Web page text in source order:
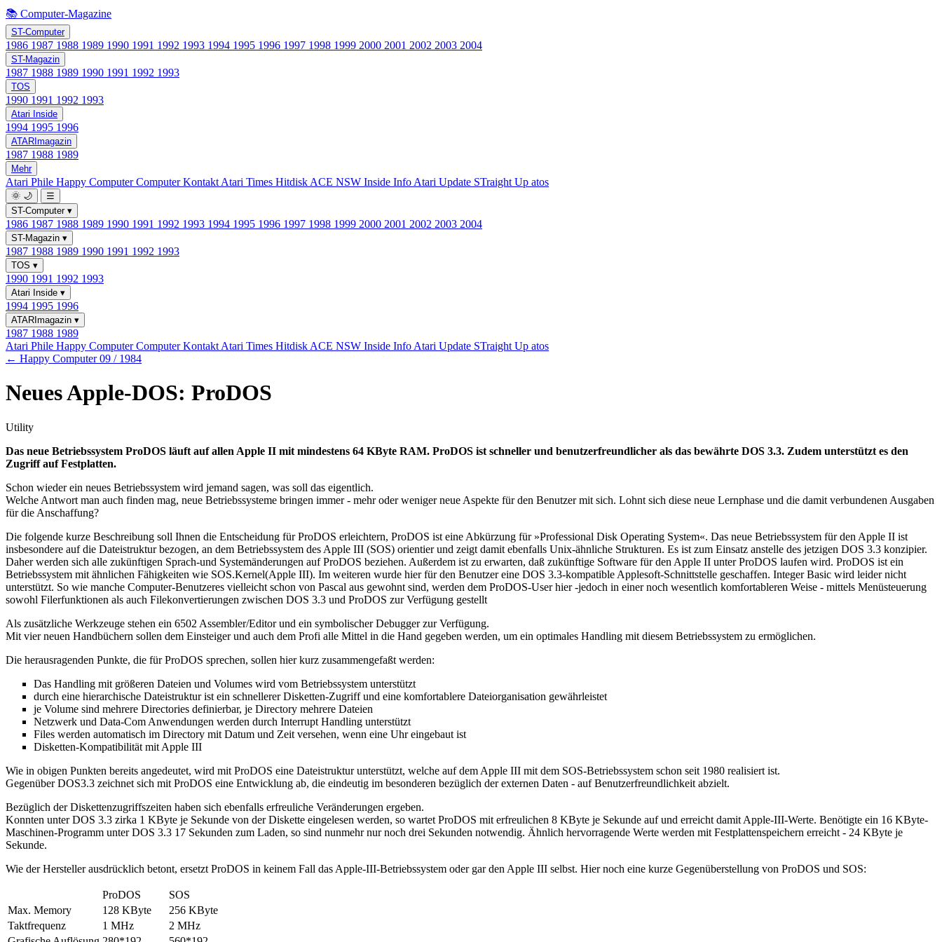
📚 Computer-Magazine
ST-Computer
1986 1987 1988 1989 1990 1991 1992 1993 1994 1995 1996 1997 1998 1999 2000 2001 2002 2003 2004
ST-Magazin
1987 1988 1989 1990 1991 1992 1993
TOS
1990 1991 1992 1993
Atari Inside
1994 1995 1996
ATARImagazin
1987 1988 1989
Mehr
Atari Phile Happy ComputerComputer Kontakt Atari Times Hitdisk ACE NSW Inside Info Atari Update STraight Up atos
🌞 🌙
☰
ST-Computer ▾
1986 1987 1988 1989 1990 1991 1992 1993 1994 1995 1996 1997 1998 1999 2000 2001 2002 2003 2004
ST-Magazin ▾
1987 1988 1989 1990 1991 1992 1993
TOS ▾
1990 1991 1992 1993
Atari Inside ▾
1994 1995 1996
ATARImagazin ▾
1987 1988 1989
Atari Phile Happy ComputerComputer Kontakt Atari Times Hitdisk ACE NSW Inside Info Atari Update STraight Up atos
← Happy Computer 09 / 1984
Neues Apple-DOS: ProDOS
Utility
Das neue Betriebssystem ProDOS läuft auf allen Apple II mit mindestens 64 KByte RAM. ProDOS ist schneller und benutzerfreundlicher als das bewährte DOS 3.3. Zudem unterstützt es den
Zugriff auf Festplatten.
Schon wieder ein neues Betriebssystem wird jemand sagen, was soll das eigentlich.
Welche Antwort man auch finden mag, neue Betriebssysteme bringen immer - mehr oder weniger neue Aspekte für den Benutzer mit sich. Lohnt sich diese neue Lernphase und die damit verbundenen Ausgaben
für die Anschaffung?
Die folgende kurze Beschreibung soll Ihnen die Entscheidung für ProDOS erleichtern, ProDOS ist eine Abkürzung für »Professional Disk Operating System«. Das neue Betriebssystem für den Apple II ist
insbesondere auf die Dateistruktur bezogen, an dem Betriebssystem des Apple III (SOS) orientier und zeigt damit ebenfalls Unix-ähnliche Strukturen. Es ist zum Einsatz anstelle des jetzigen DOS 3.3 konzipier.
Daher werden sich alle zukünftigen Sprach-und Systemänderungen auf ProDOS beziehen. Außerdem ist zu erwarten, daß zukünftige Software für den Apple II unter ProDOS laufen wird. ProDOS ist ein
Betriebssystem mit ähnlichen Fähigkeiten wie SOS.Kernel(Apple III). Im weiteren wurde hier für den Benutzer eine DOS 3.3-kompatible Applesoft-Schnittstelle geschaffen. Integer Basic wird leider nicht
unterstützt. So wie manche Computer-Benutzeres vielleicht schon von Pascal aus gewohnt sind, werden dem ProDOS-User hier -jedoch in einer noch wesentlich komfortableren Weise - mittels Menüsteuerung
sowohl Filerfunktionen als auch Filekonvertierungen zwischen DOS 3.3 und ProDOS zur Verfügung gestellt
Als zusätzliche Werkzeuge stehen ein 6502 Assembler/Editor und ein symbolischer Debugger zur Verfügung.
Mit vier neuen Handbüchern sollen dem Einsteiger und auch dem Profi alle Mittel in die Hand gegeben werden, um ein optimales Handling mit diesem Betriebssystem zu ermöglichen.
Die herausragenden Punkte, die für ProDOS sprechen, sollen hier kurz zusammengefaßt werden:
Das Handling mit größeren Dateien und Volumes wird vom Betriebssystem unterstützt
durch eine hierarchische Dateistruktur ist ein schnellerer Disketten-Zugriff und eine komfortablere Dateiorganisation gewährleistet
je Volume sind mehrere Directories definierbar, je Directory mehrere Dateien
Netzwerk und Data-Com Anwendungen werden durch Interrupt Handling unterstützt
Files werden automatisch im Directory mit Datum und Zeit versehen, wenn eine Uhr eingebaut ist
Disketten-Kompatibilität mit Apple III
Wie in obigen Punkten bereits angedeutet, wird mit ProDOS eine Dateistruktur unterstützt, welche auf dem Apple III mit dem SOS-Betriebssystem schon seit 1980 realisiert ist.
Gegenüber DOS3.3 zeichnet sich mit ProDOS eine Entwicklung ab, die eindeutig im besonderen bezüglich der externen Daten - auf Benutzerfreundlichkeit abzielt.
Bezüglich der Diskettenzugriffszeiten haben sich ebenfalls erfreuliche Veränderungen ergeben.
Konnten unter DOS 3.3 zirka 1 KByte je Sekunde von der Diskette eingelesen werden, so wartet ProDOS mit erfreulichen 8 KByte je Sekunde auf und erreicht damit Apple-III-Werte. Benötigte ein 16 KByte-
Maschinen-Programm unter DOS 3.3 17 Sekunden zum Laden, so sind nunmehr nur noch drei Sekunden notwendig. Ähnlich hervorragende Werte werden mit Festplattenspeichern erreicht - 24 KByte je
Sekunde.
Wie der Hersteller ausdrücklich betont, ersetzt ProDOS in keinem Fall das Apple-III-Betriebssystem oder gar den Apple III selbst. Hier noch eine kurze Gegenüberstellung von ProDOS und SOS:
ProDOS
SOS
Max. Memory
128 KByte
256 KByte
Taktfrequenz
1 MHz
2 MHz